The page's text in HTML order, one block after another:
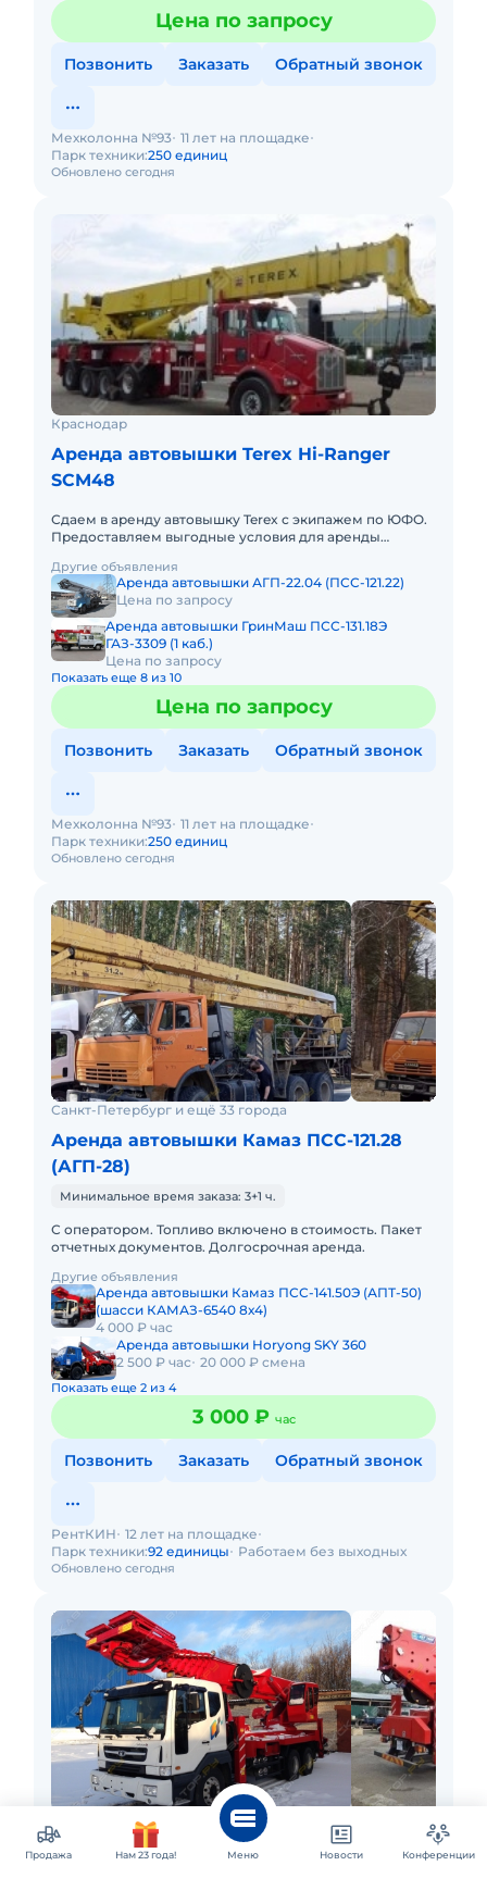
Цена по запросу
Позвонить Заказать Обратный звонок
Обновлено сегодня
Мехколонна №93 11 лет на площадке
Парк техники:250 единиц
Краснодар
Аренда автовышки Terex Hi-Ranger
SCM48
Сдаем в аренду автовышку Terex с экипажем по ЮФО.
Предоставляем выгодные условия для аренды
Кроме аренды спецтехник
Другие объявления
Аренда автовышки АГП-22.04 (ПСС-121.22)
Цена по запросу
Аренда автовышки ГринМаш ПСС-131.18Э
ГАЗ-3309 (1 каб.)
Цена по запросу
Показать еще 8 из 10
Цена по запросу
Позвонить Заказать Обратный звонок
Обновлено сегодня
Мехколонна №93 11 лет на площадке
Парк техники:250 единиц
Санкт-Петербург и ещё 33 города
Аренда автовышки Камаз ПСС-121.28
(АГП-28)
Минимальное время заказа: 3+1 ч.
С оператором. Топливо включено в стоимость. Пакет
отчетных документов. Долгосрочная аренда.
Другие объявления
Аренда автовышки Камаз ПСС-141.50Э (АПТ-50)
(шасси КАМАЗ-6540 8х4)
4 000 ₽ час
Аренда автовышки Horyong SKY 360
2 500 ₽ час 20 000 ₽ смена
Показать еще 2 из 4
3 000 ₽ час
Позвонить Заказать Обратный звонок
Обновлено сегодня
РентКИН 12 лет на площадке
Парк техники:92 единицы Работаем без выходных
Санкт-Петербург и ещё 33 города
Аренда автовышки Камаз ПСС-141.50Э
Продажа Нам 23 года! Меню Новости Конференции